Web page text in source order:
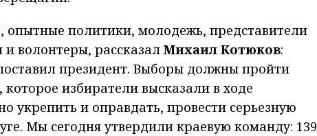
опытные политики, молодежь, представители
волонтеры, рассказал Михаил Котюков:
президент. Выборы должны пройти
избиратели высказали в ходе
укрепить и оправдать, провести серьезную
Мы сегодня утвердили краевую команду: 139